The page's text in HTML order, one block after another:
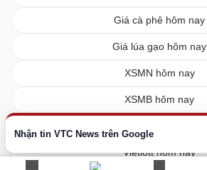
Nhận tin VTC News trên Google
Giá cà phê hôm nay
Giá lúa gạo hôm nay
XSMN hôm nay
XSMB hôm nay
Vietlott hôm nay